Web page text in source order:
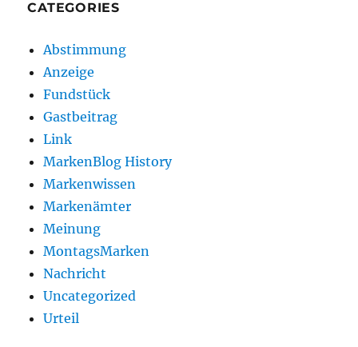
CATEGORIES
Abstimmung
Anzeige
Fundstück
Gastbeitrag
Link
MarkenBlog History
Markenwissen
Markenämter
Meinung
MontagsMarken
Nachricht
Uncategorized
Urteil